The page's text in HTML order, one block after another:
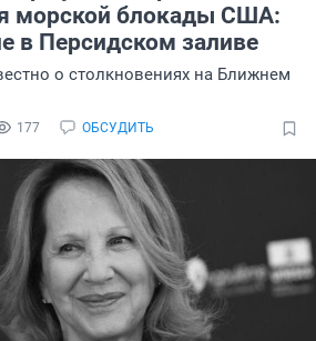
морской блокады США:
в Персидском заливе
о столкновениях на Ближнем
177 ОБСУДИТЬ